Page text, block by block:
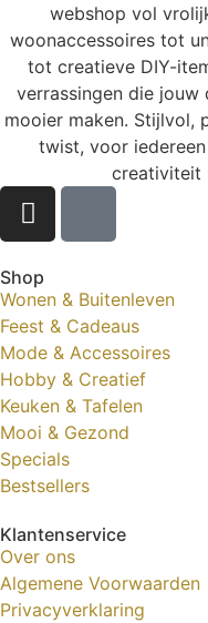
webshop vol
woonaccessoires tot
tot creatieve DIY-
verrassingen die jouw
mooier maken. Stijlvol,
twist, voor
creativiteit
Shop
Wonen & Buitenleven
Feest & Cadeaus
Mode & Accessoires
Hobby & Creatief
Keuken & Tafelen
Mooi & Gezond
Specials
Bestsellers
Klantenservice
Over ons
Algemene Voorwaarden
Privacyverklaring